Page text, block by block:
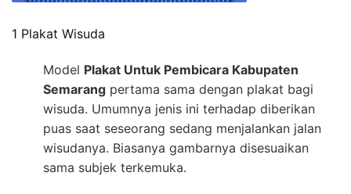
1 Plakat Wisuda
Model Plakat Untuk Pembicara Kabupaten
Semarang pertama sama dengan plakat bagi
wisuda. Umumnya jenis ini terhadap diberikan
puas saat seseorang sedang menjalankan jalan
wisudanya. Biasanya gambarnya disesuaikan
sama subjek terkemuka.